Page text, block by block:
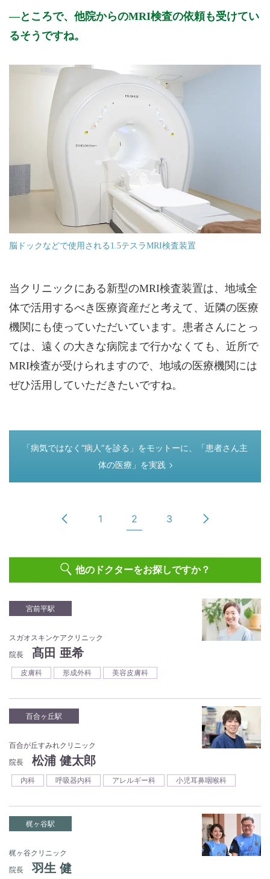
ところで、他院からのMRI検査の依頼も受けてい
るそうですね。
脳ドックなどで使用される1.5テスラMRI検査装置
当クリニックにある新型のMRI検査装置は、地域全
体で活用するべき医療資産だと考えて、近隣の医療
機関にも使っていただいています。患者さんにとっ
ては、遠くの大きな病院まで行かなくても、近所で
MRI検査が受けられますので、地域の医療機関には
ぜひ活用していただきたいですね。
つぎのページ
「病気ではなく“病人”を診る」をモットーに、「患者さん主
体の医療」を実践
1 2 3
他のドクターをお探しですか？
宮前平駅
スガオスキンケアクリニック
院長
髙田 亜希
皮膚科 形成外科 美容皮膚科
百合ヶ丘駅
百合が丘すみれクリニック
院長
松浦 健太郎
内科 呼吸器内科 アレルギー科 小児耳鼻咽喉科
梶ヶ谷駅
梶ヶ谷クリニック
院長
羽生 健